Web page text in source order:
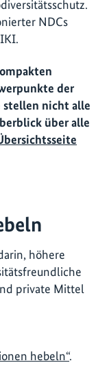
NDCs
der
stellen nicht alle
über alle
höhere
private Mittel
hebeln“.